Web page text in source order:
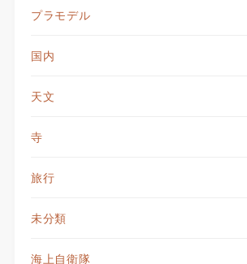
プラモデル
国内
天文
寺
旅行
未分類
海上自衛隊